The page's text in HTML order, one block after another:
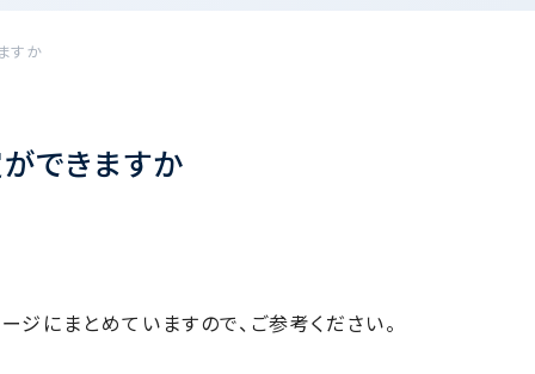
すか
できますか
にまとめていますので、ご参考ください。